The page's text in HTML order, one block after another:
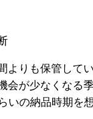
よりも保管して
会が少なくなる
いの納品時期を